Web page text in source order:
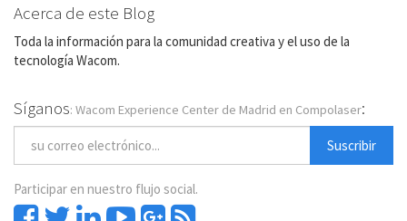
Acerca de este Blog
Toda la información para la comunidad creativa y el uso de la
tecnología Wacom.
Síganos: Wacom Experience Center de Madrid en Compolaser:
Suscribir
Participar en nuestro flujo social.